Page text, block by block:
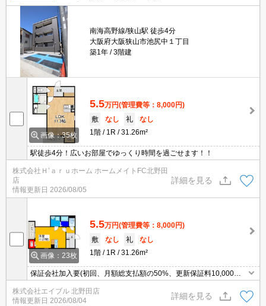
南海高野線/狭山駅 徒歩4分
大阪府大阪狭山市池尻中１丁目
築1年
3階建
画像：35枚
5.5万円(管理費等：8,000円)
敷
なし 礼
なし
1階
1R 31.26m²
駅徒歩4分！広いお部屋でゆっくり時間を過ごせます！！
株式会社Ｈ’ａｒｕホーム ホームメイトFC北野田
店
情報更新日 2026/08/05
詳細を見る
画像：23枚
5.5万円(管理費等：8,000円)
敷
なし 礼
なし
1階
1R 31.26m²
保証会社加入要(初回、月額総支払額の50%、更新保証料10,000
円)。退去時、ルームクリーニング料金44,000円。初期費用も抑えれ
ますよ。
株式会社エイブル 北野田店
情報更新日 2026/08/04
詳細を見る